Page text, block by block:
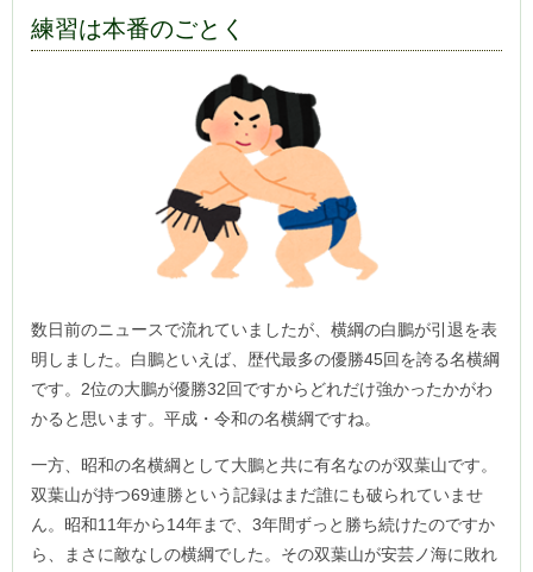
練習は本番のごとく
数日前のニュースで流れていましたが、横綱の白鵬が引退を表
明しました。白鵬といえば、歴代最多の優勝45回を誇る名横綱
です。2位の大鵬が優勝32回ですからどれだけ強かったかがわ
かると思います。平成・令和の名横綱ですね。
一方、昭和の名横綱として大鵬と共に有名なのが双葉山です。
双葉山が持つ69連勝という記録はまだ誰にも破られていませ
ん。昭和11年から14年まで、3年間ずっと勝ち続けたのですか
ら、まさに敵なしの横綱でした。その双葉山が安芸ノ海に敗れ